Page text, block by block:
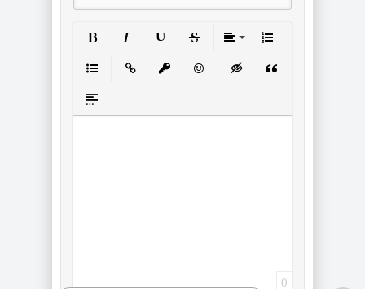
Вставка спойлера
0